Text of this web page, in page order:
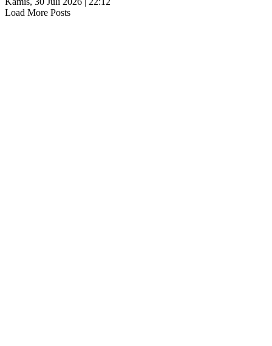
Load More Posts